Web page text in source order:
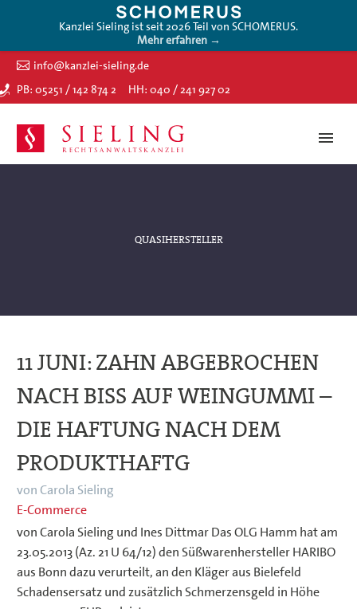
Kanzlei Sieling ist seit 2026 Teil von SCHOMERUS.
Mehr erfahren →
info@kanzlei-sieling.de
PB: 05251 / 142 874 2
HH: 040 / 241 927 02
QUASIHERSTELLER
11 JUNI:ZAHN ABGEBROCHEN
NACH BISS AUF WEINGUMMI –
DIE HAFTUNG NACH DEM
PRODUKTHAFTG
von Carola Sieling
E-Commerce
von Carola Sieling und Ines Dittmar Das OLG Hamm hat am
23.05.2013 (Az. 21 U 64/12) den Süßwarenhersteller HARIBO
aus Bonn dazu verurteilt, an den Kläger aus Bielefeld
Schadensersatz und zusätzlich Schmerzensgeld in Höhe